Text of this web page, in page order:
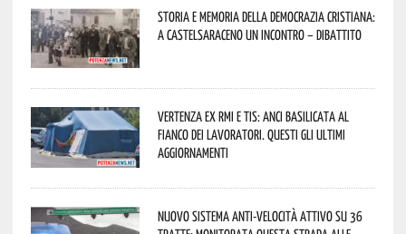
Storia e memoria della Democrazia Cristiana:
a Castelsaraceno un incontro – dibattito
Vertenza ex RMI e TIS: ANCI Basilicata al
fianco dei lavoratori. Questi gli ultimi
aggiornamenti
Nuovo sistema anti-velocità attivo su 36